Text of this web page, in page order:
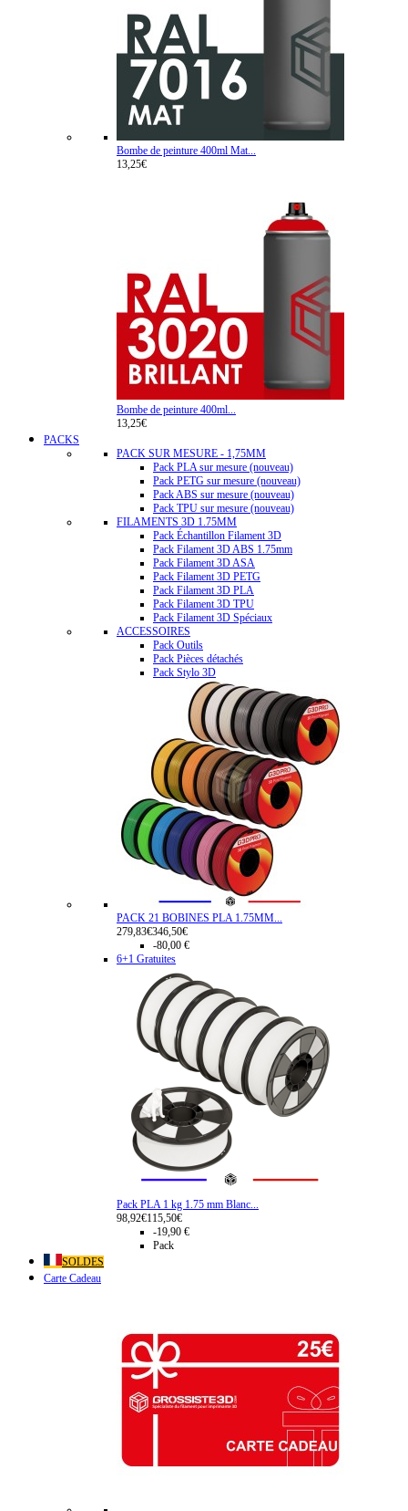
Bombe de peinture 400ml Mat...
13,25€
Bombe de peinture 400ml...
13,25€
PACKS
PACK SUR MESURE - 1,75MM
Pack PLA sur mesure (nouveau)
Pack PETG sur mesure (nouveau)
Pack ABS sur mesure (nouveau)
Pack TPU sur mesure (nouveau)
FILAMENTS 3D 1.75MM
Pack Échantillon Filament 3D
Pack Filament 3D ABS 1.75mm
Pack Filament 3D ASA
Pack Filament 3D PETG
Pack Filament 3D PLA
Pack Filament 3D TPU
Pack Filament 3D Spéciaux
ACCESSOIRES
Pack Outils
Pack Pièces détachés
Pack Stylo 3D
PACK 21 BOBINES PLA 1.75MM...
279,83€346,50€
-80,00 €
6+1 Gratuites
Pack PLA 1 kg 1.75 mm Blanc...
98,92€115,50€
-19,90 €
Pack
SOLDES
Carte Cadeau